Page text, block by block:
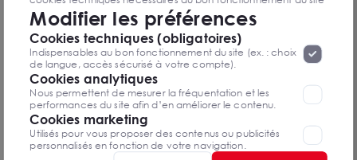
des zones d’activités florissantes et une forte attractivité pour
les entreprises de tous secteurs. Investir à Mérignac, c’est
bénéficier d’un cadre propice à la croissance, avec des
opportunités adaptées à chaque besoin : commerces de
proximité, bureaux modernes ou locaux industriels.
Arthur Loyd vous
accompagne dans
seront déposés. Pour plus d’informations, vous pouvez consulter
«Protection des données à caractère
personnel ».Lorsque vous naviguez sur notre site internet, il
peut être amenée à déposer des cookies. Vous avez la
possibilité de désactiver les cookies, ces réglages ne seront
valables que sur le navigateur que vous utilisez actuellement
Modifier les préférences
Cookies techniques (obligatoires)
Indispensables au bon fonctionnement du site (ex. : choix
de langue, accès sécurisé à votre compte).
Cookies analytiques
Nous permettent de mesurer la fréquentation et les
performances du site afin d’en améliorer le contenu.
Cookies marketing
Utilisés pour vous proposer des contenus ou publicités
personnalisés en fonction de votre navigation.